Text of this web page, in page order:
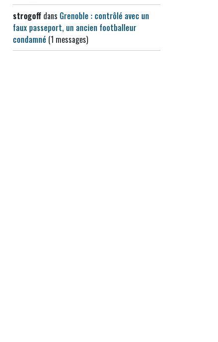
strogoff dans Grenoble : contrôlé avec un
faux passeport, un ancien footballeur
condamné (1 messages)